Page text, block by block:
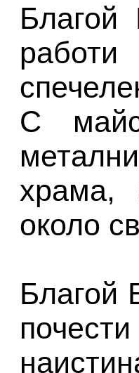
С
храма,
около
Благой